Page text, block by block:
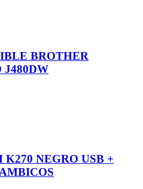
BROTHER
J480DW
NEGRO USB +